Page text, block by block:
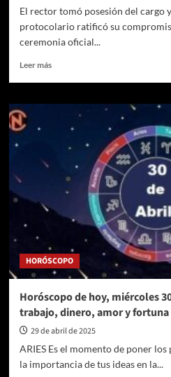
República
El rector tomó posesión del cargo
protocolario ratificó su
ceremonia oficial...
Leer másLeer
Rafael
Alejandro
Betancourt
nuevo
periodo
como
rector
la
Institución
Universitaria
Envigado
(IUE)
HORÓSCOPO
Horóscopo de hoy, miércoles
trabajo, dinero, amor y fortuna
29 de abril de 2025
ARIES Es el momento de poner
la importancia de tus ideas en la...